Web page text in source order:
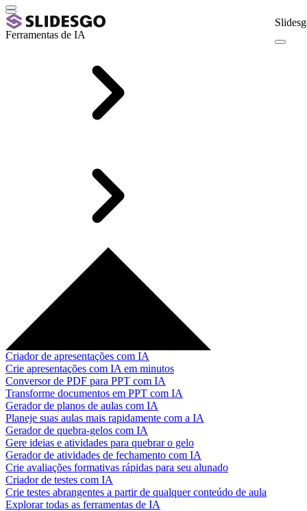
Ferramentas de IA
Criador de apresentações com IA
Crie apresentações com IA em minutos
Conversor de PDF para PPT com IA
Transforme documentos em PPT com IA
Gerador de planos de aulas com IA
Planeje suas aulas mais rapidamente com a IA
Gerador de quebra-gelos com IA
Gere ideias e atividades para quebrar o gelo
Gerador de atividades de fechamento com IA
Crie avaliações formativas rápidas para seu alunado
Criador de testes com IA
Crie testes abrangentes a partir de qualquer conteúdo de aula
Explorar todas as ferramentas de IA